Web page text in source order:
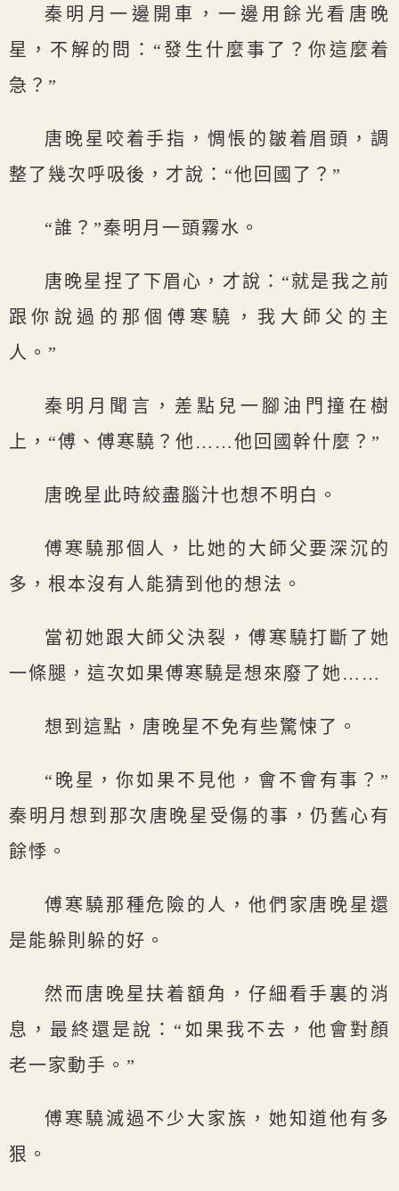
秦明月一邊開車，一邊用餘光看唐晚
星，不解的問：“發生什麼事了？你這麼着
急？”
唐晚星咬着手指，惆悵的皺着眉頭，調
整了幾次呼吸後，才說：“他回國了？”
“誰？”秦明月一頭霧水。
唐晚星捏了下眉心，才說：“就是我之前
跟你說過的那個傅寒驍，我大師父的主
人。”
秦明月聞言，差點兒一腳油門撞在樹
上，“傅、傅寒驍？他……他回國幹什麼？”
唐晚星此時絞盡腦汁也想不明白。
傅寒驍那個人，比她的大師父要深沉的
多，根本沒有人能猜到他的想法。
當初她跟大師父決裂，傅寒驍打斷了她
一條腿，這次如果傅寒驍是想來廢了她……
想到這點，唐晚星不免有些驚悚了。
“晚星，你如果不見他，會不會有事？”
秦明月想到那次唐晚星受傷的事，仍舊心有
餘悸。
傅寒驍那種危險的人，他們家唐晚星還
是能躲則躲的好。
然而唐晚星扶着額角，仔細看手裏的消
息，最終還是說：“如果我不去，他會對顏
老一家動手。”
傅寒驍滅過不少大家族，她知道他有多
狠。